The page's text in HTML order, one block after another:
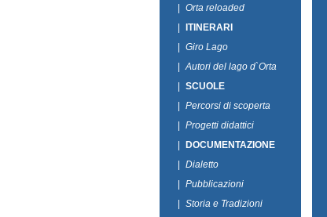
Orta reloaded
ITINERARI
Giro Lago
Autori del lago d`Orta
SCUOLE
Percorsi di scoperta
Progetti didattici
DOCUMENTAZIONE
Dialetto
Pubblicazioni
Storia e Tradizioni